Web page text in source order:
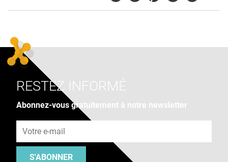
RESTEZ INFORMÉ
Abonnez-vous gratuitement à notre newsletter
S'ABONNER